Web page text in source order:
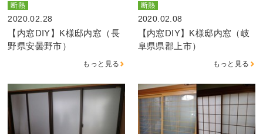
断熱
2020.02.28
【内窓DIY】K様邸内窓（長
野県安曇野市）
もっと見る
断熱
2020.02.08
【内窓DIY】K様邸内窓（岐
阜県県郡上市）
もっと見る